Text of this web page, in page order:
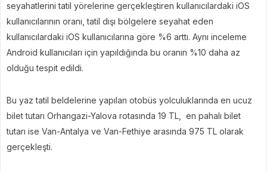
seyahatlerini tatil yörelerine gerçekleştiren kullanıcılardaki iOS
kullanıcılarının oranı, tatil dışı bölgelere seyahat eden
kullanıcılardaki iOS kullanıcılarına göre %6 arttı. Aynı inceleme
Android kullanıcıları için yapıldığında bu oranın %10 daha az
olduğu tespit edildi.
Bu yaz tatil beldelerine yapılan otobüs yolculuklarında en ucuz
bilet tutarı Orhangazi-Yalova rotasında 19 TL,
en pahalı bilet
tutarı ise Van-Antalya ve Van-Fethiye arasında 975 TL olarak
gerçekleşti.